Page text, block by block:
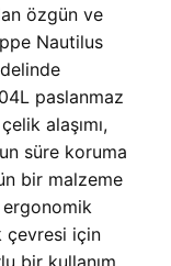
özgün ve
Nautilus
paslanmaz
alaşımı,
süre koruma
bir malzeme
ergonomik
çevresi için